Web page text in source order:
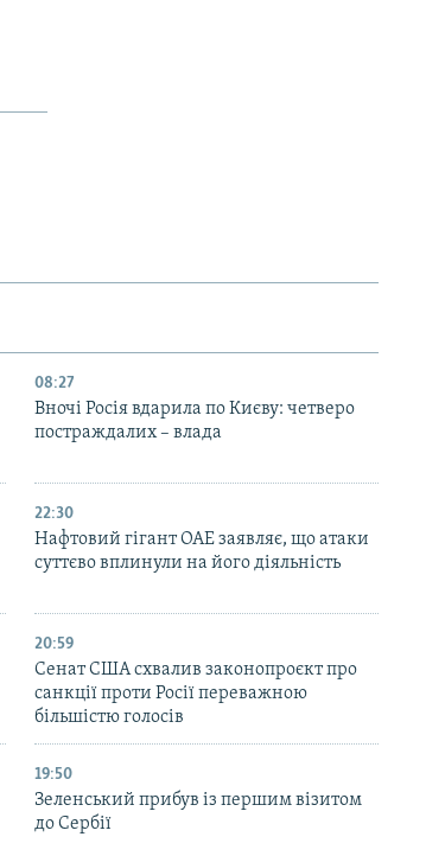
08:27
Вночі Росія вдарила по Києву: четверо
постраждалих – влада
22:30
Нафтовий гігант ОАЕ заявляє, що атаки
суттєво вплинули на його діяльність
20:59
Cенат США схвалив законопроєкт про
санкції проти Росії переважною
більшістю голосів
19:50
Зеленський прибув із першим візитом
до Сербії